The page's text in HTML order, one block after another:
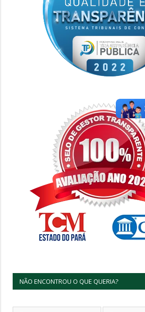
NÃO ENCONTROU O QUE QUERIA?